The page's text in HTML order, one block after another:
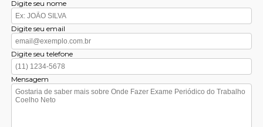
Digite seu nome
Digite seu email
Digite seu telefone
Mensagem